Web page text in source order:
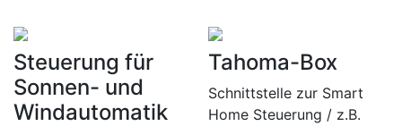
Steuerung für
Sonnen- und
Windautomatik
Tahoma-Box
Schnittstelle zur Smart
Home Steuerung / z.B.